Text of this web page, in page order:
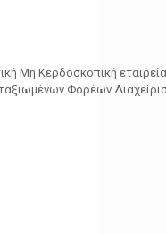
Μη Κερδοσκοπική
Φορέων